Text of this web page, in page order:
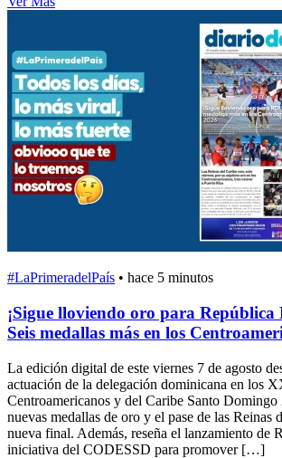
#LaPrimeradelPaís • hace 5 minutos
¡Sigue lloviendo oro para República
Seis medallas más en los
La edición digital de este viernes 7 de agosto
actuación de la delegación dominicana en los
Centroamericanos y del Caribe Santo Domingo
nuevas medallas de oro y el pase de las Reinas
nueva final. Además, reseña el lanzamiento de
iniciativa del CODESSD para promover […]